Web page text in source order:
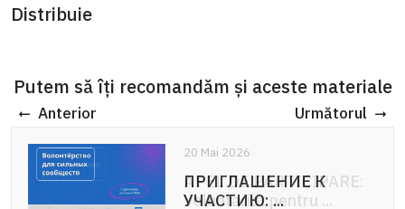
Distribuie
Putem să îți recomandăm și aceste materiale
Anterior Următorul
20 Mai 2026
ПРИГЛАШЕНИЕ К
УЧАСТИЮ: ...
20 Mai 2026
APEL DE PARTICIPARE:
Voluntariat pentru ...